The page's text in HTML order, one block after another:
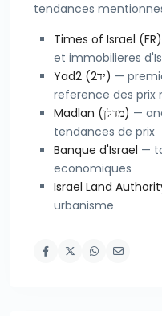
tendances
Times of Israel (FR)
et immobilieres
Yad2 (יד2) —
reference des prix
Madlan (מדלן) —
tendances de prix
Banque d'Israel —
economiques
Israel Land
urbanisme